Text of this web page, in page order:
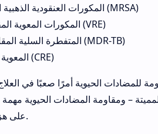
المكورات العنقودية الذهبية المقاومة للميثيسيلين (MRSA)
المكورات المعوية المقاومة للفانكومايسين (VRE)
المتفطرة السلية المقاومة للأدوية المتعددة (MDR-TB)
المعوية المقاومة للكاربابينيم (CRE)
للمضادات الحيوية أمرًا صعبًا في
– ومقاومة المضادات الحيوية مهمة
على هزيمة الأدوية المصممة لقتلها.